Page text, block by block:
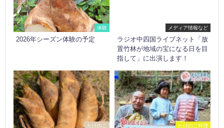
体験
2026年シーズン体験の予定
メディア情報など
ラジオ中四国ライブネット「放
置竹林が地域の宝になる日を目
指して」に出演します！
たけのこ たけのこ料理